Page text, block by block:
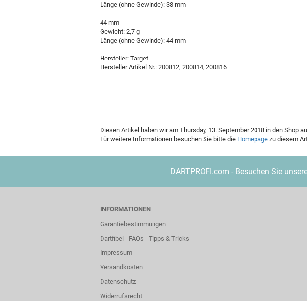
Länge (ohne Gewinde): 38 mm
44 mm
Gewicht: 2,7 g
Länge (ohne Gewinde): 44 mm
Hersteller: Target
Hersteller Artikel Nr.: 200812, 200814, 200816
Diesen Artikel haben wir am Thursday, 13. September 2018 in den Shop
Für weitere Informationen besuchen Sie bitte die Homepage zu diesem
DARTPROFI.com - Besuchen Sie
INFORMATIONEN
Garantiebestimmungen
Dartfibel - FAQs - Tipps & Tricks
Impressum
Versandkosten
Datenschutz
Widerrufsrecht